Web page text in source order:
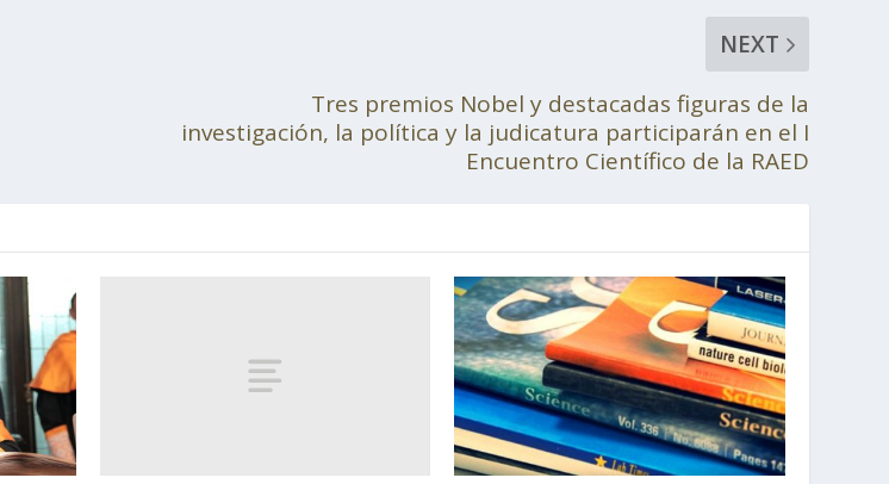
NEXT
Tres premios Nobel y destacadas figuras de la
investigación, la política y la judicatura participarán en el I
Encuentro Científico de la RAED